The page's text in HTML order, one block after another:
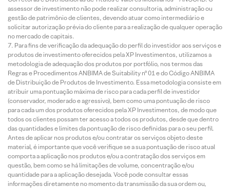
assessor de investimento não pode realizar consultoria, administração ou
gestão de patrimônio de clientes, devendo atuar como intermediário e
solicitar autorização prévia do cliente para a realização de qualquer operação
no mercado de capitais.
Para fins de verificação da adequação do perfil do investidor aos serviços e
produtos de investimento oferecidos pela XP Investimentos, utilizamos a
metodologia de adequação dos produtos por portfólio, nos termos das
Regras e Procedimentos ANBIMA de Suitability nº 01 e do Código ANBIMA
de Distribuição de Produtos de Investimento. Essa metodologia consiste em
atribuir uma pontuação máxima de risco para cada perfil de investidor
(conservador, moderado e agressivo), bem como uma pontuação de risco
para cada um dos produtos oferecidos pela XP Investimentos, de modo que
todos os clientes possam ter acesso a todos os produtos, desde que dentro
das quantidades e limites da pontuação de risco definidas para o seu perfil.
Antes de aplicar nos produtos e/ou contratar os serviços objeto deste
material, é importante que você verifique se a sua pontuação de risco atual
comporta a aplicação nos produtos e/ou a contratação dos serviços em
questão, bem como se há limitações de volume, concentração e/ou
quantidade para a aplicação desejada. Você pode consultar essas
informações diretamente no momento da transmissão da sua ordem ou,